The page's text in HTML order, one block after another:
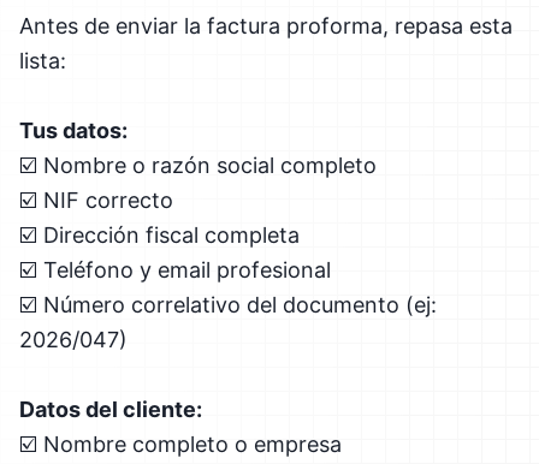
Antes de enviar la factura proforma, repasa esta
lista:
Tus datos:
☑️ Nombre o razón social completo
☑️ NIF correcto
☑️ Dirección fiscal completa
☑️ Teléfono y email profesional
☑️ Número correlativo del documento (ej:
2026/047)
Datos del cliente:
☑️ Nombre completo o empresa